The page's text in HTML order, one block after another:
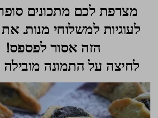
מצרפת לכם מתכונים
לעוגיות למשלוחי מנות.
הזה אסור לפספס!
לחיצה על התמונה מובילה